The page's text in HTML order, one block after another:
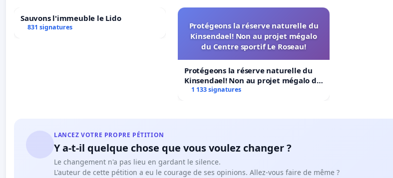
Sauvons l'immeuble le Lido
831 signatures
Protégeons la réserve naturelle du
Kinsendael! Non au projet mégalo
du Centre sportif Le Roseau!
Protégeons la réserve naturelle du
Kinsendael! Non au projet mégalo du
Centre sportif Le Roseau!
1 133 signatures
LANCEZ VOTRE PROPRE PÉTITION
Y a-t-il quelque chose que vous voulez changer ?
Le changement n'a pas lieu en gardant le silence.
L'auteur de cette pétition a eu le courage de ses opinions. Allez-vous faire de même ?